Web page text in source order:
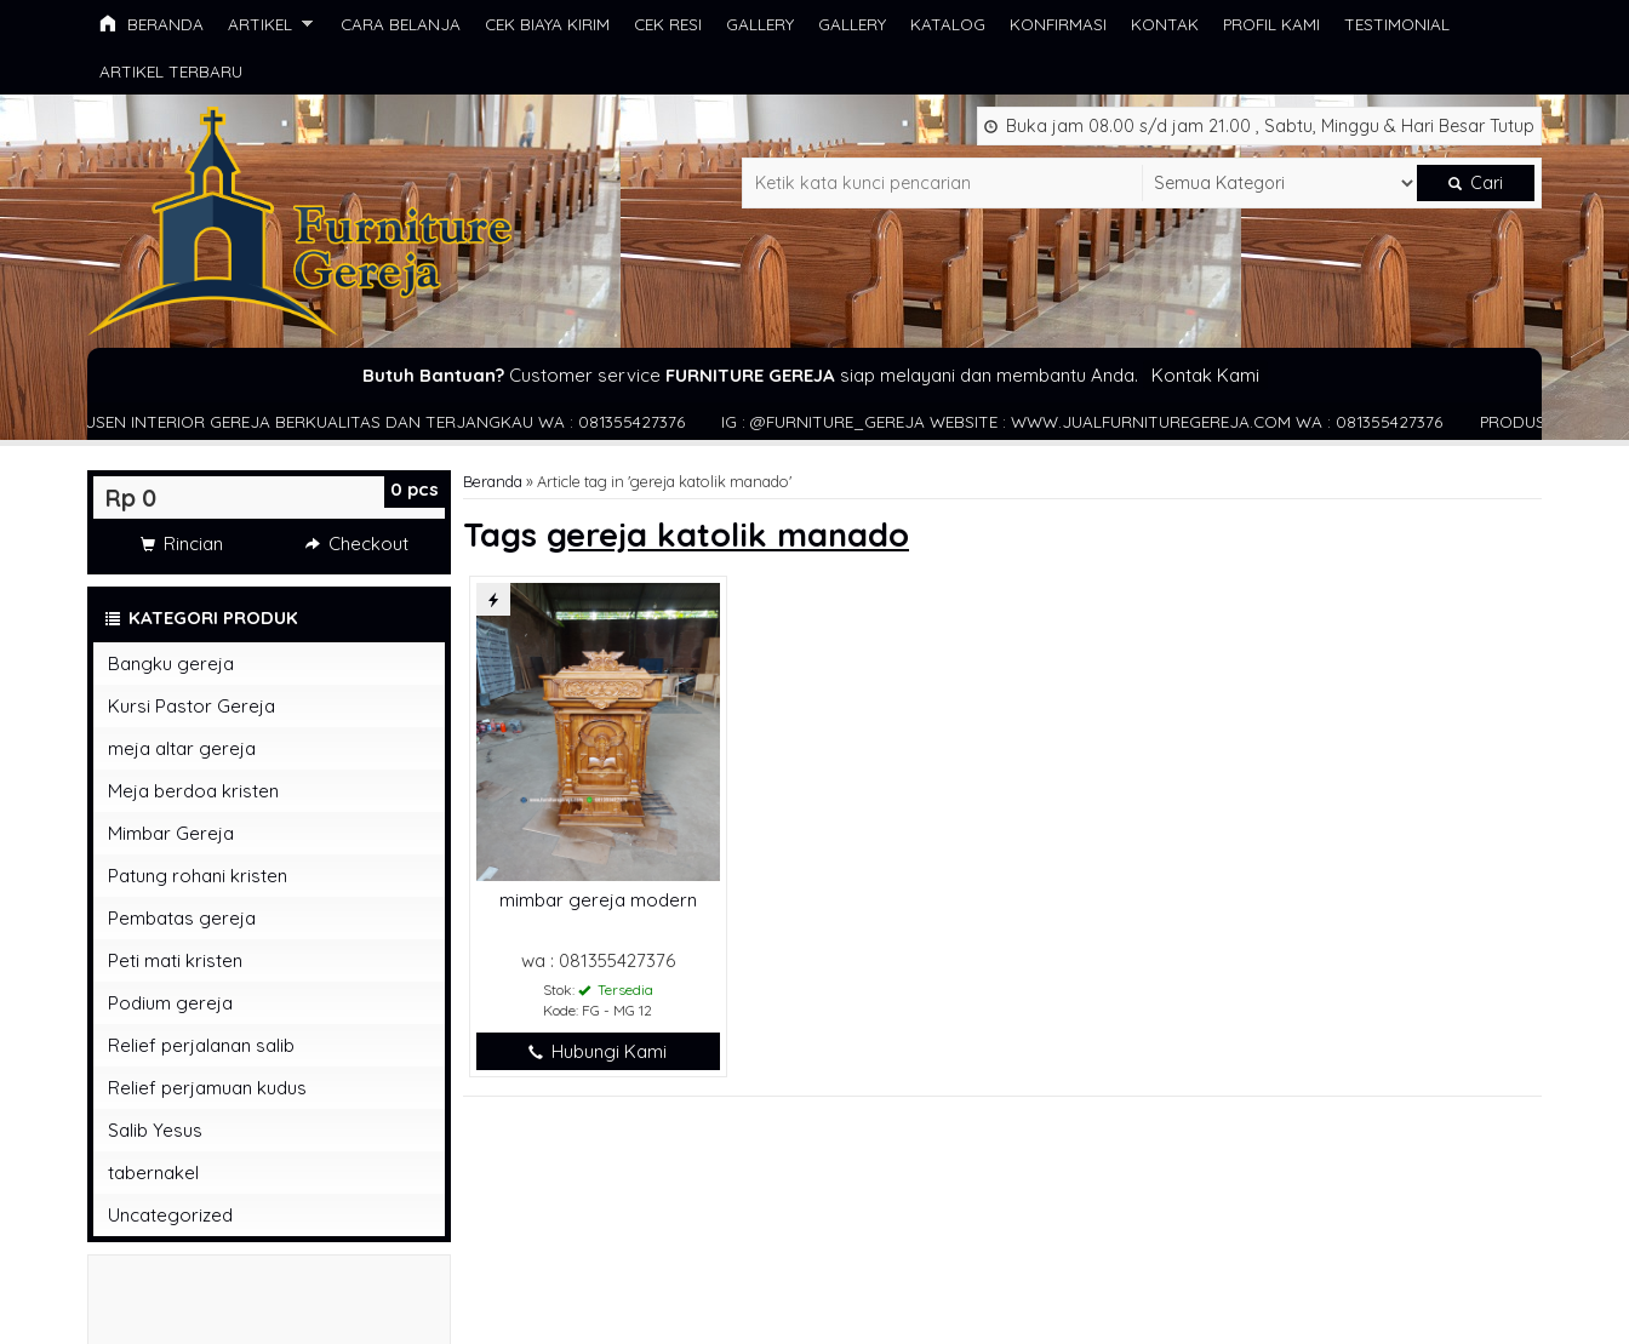
BERANDA ARTIKEL CARA BELANJA CEK BIAYA KIRIM CEK RESI GALLERY GALLERY KATALOG KONFIRMASI KONTAK PROFIL KAMI TESTIMONIAL
ARTIKEL TERBARU
Buka jam 08.00 s/d jam 21.00 , Sabtu, Minggu & Hari Besar Tutup
Cari
Butuh Bantuan?Customer service FURNITURE GEREJAsiap melayani dan membantu Anda. Kontak Kami
GEREJA BERKUALITAS DAN TERJANGKAU WA : 081355427376 IG : @FURNITURE_GEREJA WEBSITE : WWW.JUALFURNITUREGEREJA.COM WA : 081355427376 PRODUSEN FURNITURE GEREJA
Beranda »Article tag in 'gereja katolik manado'
Tags gereja katolik manado
mimbar gereja modern
wa : 081355427376
Stok:
Tersedia
Kode: FG - MG 12
Hubungi Kami
0 pcs
Rp 0
Rincian Checkout
KATEGORI PRODUK
Bangku gereja
Kursi Pastor Gereja
meja altar gereja
Meja berdoa kristen
Mimbar Gereja
Patung rohani kristen
Pembatas gereja
Peti mati kristen
Podium gereja
Relief perjalanan salib
Relief perjamuan kudus
Salib Yesus
tabernakel
Uncategorized